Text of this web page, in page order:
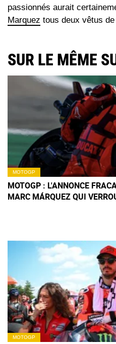
passionnés aurait
Marquez tous deux vêtus de
SUR LE MÊME
MOTOGP
MOTOGP : L'ANNONCE
MARC MÁRQUEZ QUI
MOTOGP